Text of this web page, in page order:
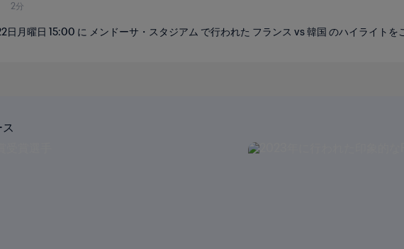
2分
月曜日 15:00 に メンドーサ・スタジアム で行われた フランス vs 韓国 のハイライトを